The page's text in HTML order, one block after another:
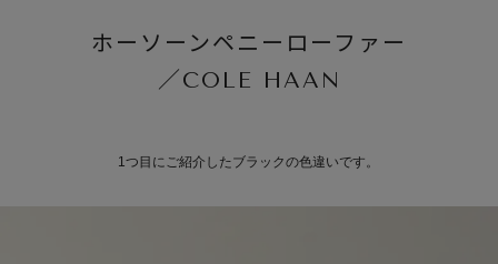
ホーソーンペニーローファー
／COLE HAAN
1つ目にご紹介したブラックの色違いです。